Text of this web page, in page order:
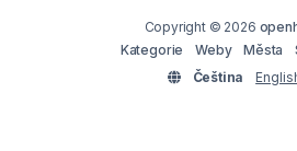
Copyright © 2026
Kategorie
Weby Města
Čeština